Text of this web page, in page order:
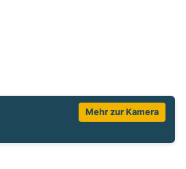
Mehr zur Kamera